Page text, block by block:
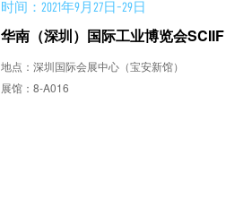
时间：2021年9月27日-29日
华南（深圳）国际工业博览会SCIIF
地点：深圳国际会展中心（宝安新馆）
展馆：8-A016